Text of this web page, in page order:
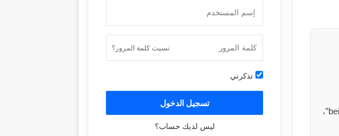
الآراء والمعلومات الواردة في هذا المقال لا تعبر بالضرورة عن رأي موقع “beiruttime-lb.com”،
نسيت كلمة المرور؟
تذكرني
تسجيل الدخول
ليس لديك حساب؟